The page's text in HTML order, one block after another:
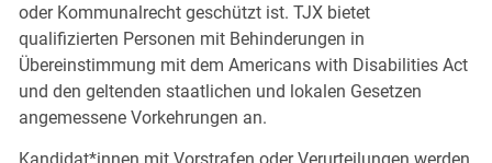
oder Kommunalrecht geschützt ist. TJX bietet
qualifizierten Personen mit Behinderungen in
Übereinstimmung mit dem Americans with Disabilities Act
und den geltenden staatlichen und lokalen Gesetzen
angemessene Vorkehrungen an.
Kandidat*innen mit Vorstrafen oder Verurteilungen werden